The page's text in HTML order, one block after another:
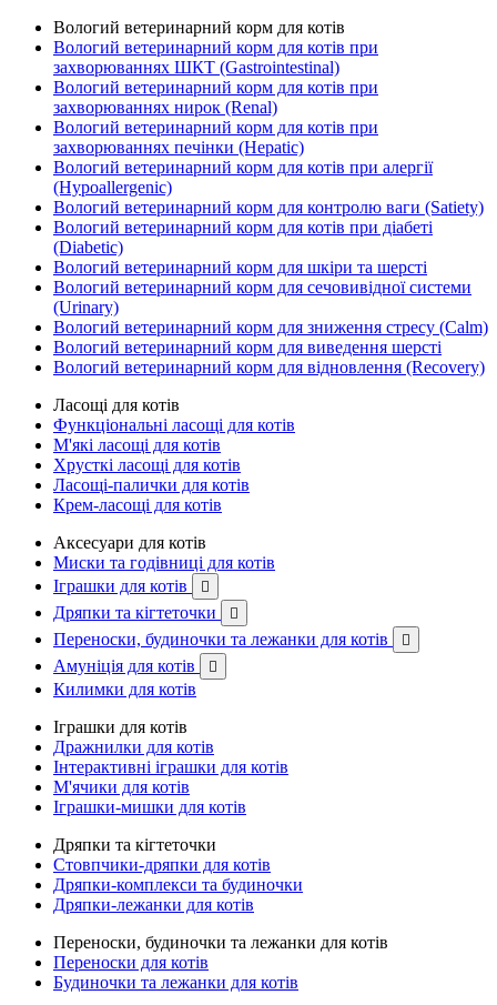
Вологий ветеринарний корм для котів
Вологий ветеринарний корм для котів при
захворюваннях ШКТ (Gastrointestinal)
Вологий ветеринарний корм для котів при
захворюваннях нирок (Renal)
Вологий ветеринарний корм для котів при
захворюваннях печінки (Hepatic)
Вологий ветеринарний корм для котів при алергії
(Hypoallergenic)
Вологий ветеринарний корм для контролю ваги (Satiety)
Вологий ветеринарний корм для котів при діабеті
(Diabetic)
Вологий ветеринарний корм для шкіри та шерсті
Вологий ветеринарний корм для сечовивідної системи
(Urinary)
Вологий ветеринарний корм для зниження стресу (Calm)
Вологий ветеринарний корм для виведення шерсті
Вологий ветеринарний корм для відновлення (Recovery)
Ласощі для котів
Функціональні ласощі для котів
М'які ласощі для котів
Хрусткі ласощі для котів
Ласощі-палички для котів
Крем-ласощі для котів
Аксесуари для котів
Миски та годівниці для котів
Іграшки для котів

Дряпки та кігтеточки 
Переноски, будиночки та лежанки для котів 
Амуніція для котів 
Килимки для котів
Іграшки для котів
Дражнилки для котів
Інтерактивні іграшки для котів
М'ячики для котів
Іграшки-мишки для котів
Дряпки та кігтеточки
Стовпчики-дряпки для котів
Дряпки-комплекси та будиночки
Дряпки-лежанки для котів
Переноски, будиночки та лежанки для котів
Переноски для котів
Будиночки та лежанки для котів